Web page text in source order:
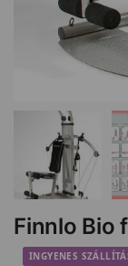
Finnlo Bio
INGYENES